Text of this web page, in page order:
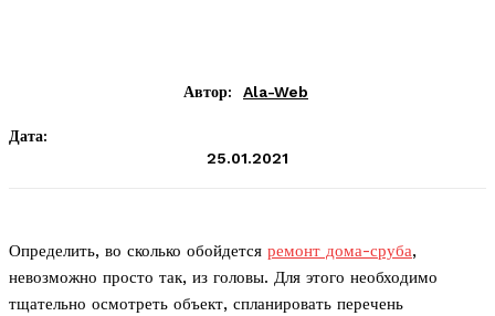
Автор: Ala-Web
Дата:
25.01.2021
Определить, во сколько обойдется ремонт дома-сруба,
невозможно просто так, из головы. Для этого необходимо
тщательно осмотреть объект, спланировать перечень